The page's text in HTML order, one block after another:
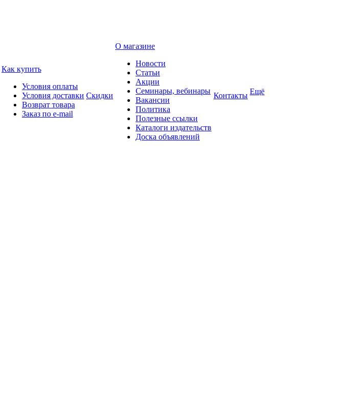
Как купить
Условия оплаты
Условия доставки
Возврат товара
Заказ по e-mail
Скидки
О магазине
Новости
Статьи
Акции
Семинары, вебинары
Вакансии
Политика
Полезные ссылки
Каталоги издательств
Доска объявлений
Контакты Ещё